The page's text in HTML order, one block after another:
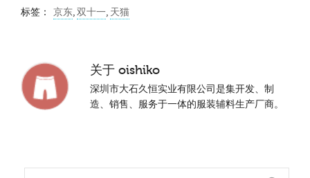
标签： 京东,双十一, 天猫
关于 oishiko
深圳市大石久恒实业有限公司是集开发、制
造、销售、服务于一体的服装辅料生产厂商。